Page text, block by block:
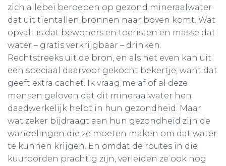
zich allebei beroepen op gezond mineraalwater
dat uit tientallen bronnen naar boven komt. Wat
opvalt is dat bewoners en toeristen en masse dat
water – gratis verkrijgbaar – drinken.
Rechtstreeks uit de bron, en als het even kan uit
een speciaal daarvoor gekocht bekertje, want dat
geeft extra cachet. Ik vraag me af of al deze
mensen geloven dat dit mineraalwater hen
daadwerkelijk helpt in hun gezondheid. Maar
wat zeker bijdraagt aan hun gezondheid zijn de
wandelingen die ze moeten maken om dat water
te kunnen krijgen. En omdat de routes in die
kuuroorden prachtig zijn, verleiden ze ook nog